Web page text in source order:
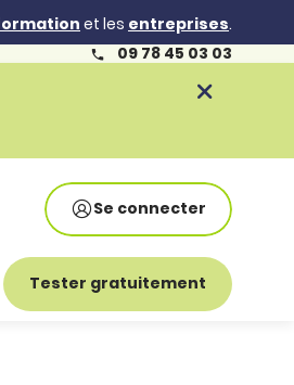
et les entreprises.
09 78 45 03 03
Se connecter
Tester gratuitement